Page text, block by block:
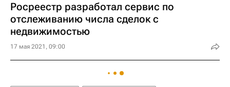
Росреестр разработал сервис по
отслеживанию числа сделок с
недвижимостью
17 мая 2021, 09:00